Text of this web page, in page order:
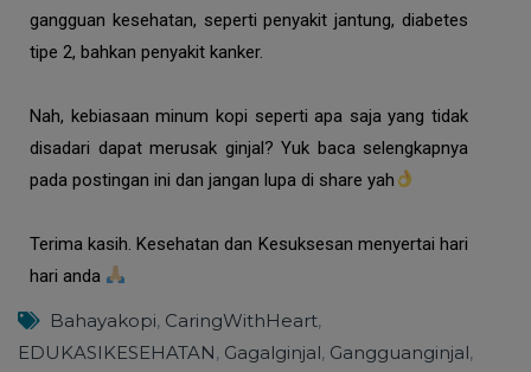
gangguan kesehatan, seperti penyakit jantung, diabetes
tipe 2, bahkan penyakit kanker.
Nah, kebiasaan minum kopi seperti apa saja yang tidak
disadari dapat merusak ginjal? Yuk baca selengkapnya
pada postingan ini dan jangan lupa di share yah
Terima kasih. Kesehatan dan Kesuksesan menyertai hari
hari anda
Bahayakopi, CaringWithHeart,
EDUKASIKESEHATAN, Gagalginjal, Gangguanginjal,